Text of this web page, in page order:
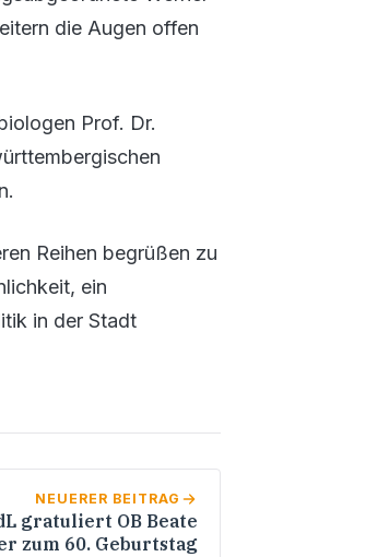
die Augen offen
Prof. Dr.
Reihen begrüßen zu
ein
in der Stadt
NEUERER BEITRAG
gratuliert OB Beate
zum 60. Geburtstag